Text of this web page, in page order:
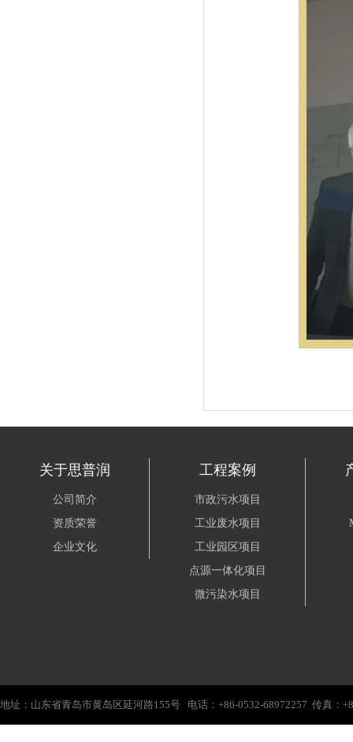
关于思普润
公司简介
资质荣誉
企业文化
工程案例
市政污水项目
工业废水项目
工业园区项目
点源一体化项目
微污染水项目
地址：山东省青岛市黄岛区延河路155号 电话：+86-0532-68972257 传真：